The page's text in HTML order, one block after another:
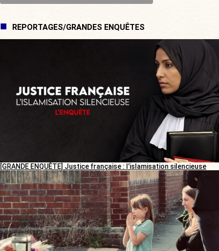
REPORTAGES/GRANDES ENQUÊTES
[GRANDE ENQUÊTE] Justice française : l’islamisation silencieuse